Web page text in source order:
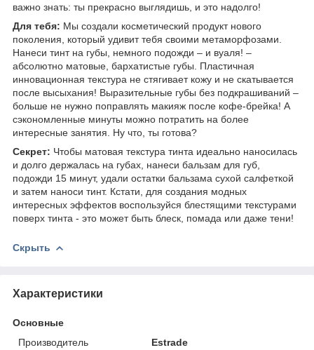
важно знать: ты прекрасно выглядишь, и это надолго!
Для тебя: Мы создали косметический продукт нового
поколения, который удивит тебя своими метаморфозами.
Нанеси тинт на губы, немного подожди – и вуаля! –
абсолютно матовые, бархатистые губы. Пластичная
инновационная текстура не стягивает кожу и не скатывается
после высыхания! Выразительные губы без подкрашиваний –
больше не нужно поправлять макияж после кофе-брейка! А
сэкономленные минуты можно потратить на более
интересные занятия. Ну что, ты готова?
Секрет: Чтобы матовая текстура тинта идеально наносилась
и долго держалась на губах, нанеси бальзам для губ,
подожди 15 минут, удали остатки бальзама сухой салфеткой
и затем наноси тинт. Кстати, для создания модных
интересных эффектов воспользуйся блестящими текстурами
поверх тинта - это может быть блеск, помада или даже тени!
Скрыть
Характеристики
Основные
Производитель
Estrade